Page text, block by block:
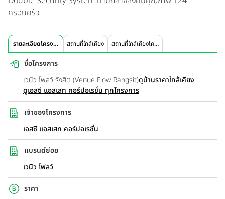
ครอบครัว
รายละเอียดโครงการ สถานที่ใกล้เคียง สถานที่ใกล้เคียงโครงการ
ชื่อโครงการ
เวนิว โฟลว์ รังสิต (Venue Flow Rangsit)ดูบ้านราคาใกล้เคียง
ดูเอสซี แอสเสท คอร์ปอเรชั่น ทุกโครงการ
เจ้าของโครงการ
เอสซี แอสเสท คอร์ปอเรชั่น
แบรนด์ย่อย
เวนิว โฟลว์
ราคา